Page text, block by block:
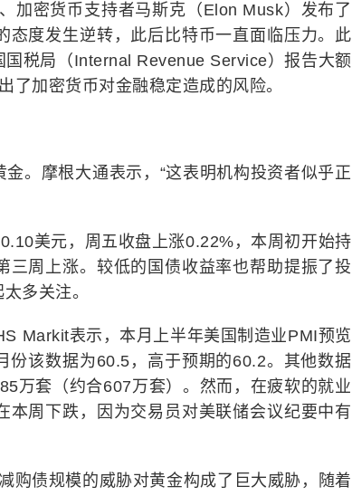
加密货币支持者马斯克（Elon Musk）发布了
度发生逆转，此后比特币一直面临压力。此
税局（Internal Revenue Service）报告大额
加密货币对金融稳定造成的风险。
。摩根大通表示，“这表明机构投资者似乎正
美元，周五收盘上涨0.22%，本周初开始持
周上涨。较低的国债收益率也帮助提振了投
多关注。
Markit表示，本月上半年美国制造业PMI预览
该数据为60.5，高于预期的60.2。其他数据
万套（约合607万套）。然而，在疲软的就业
周下跌，因为交易员对美联储会议纪要中有
购债规模的威胁对黄金构成了巨大威胁，随着